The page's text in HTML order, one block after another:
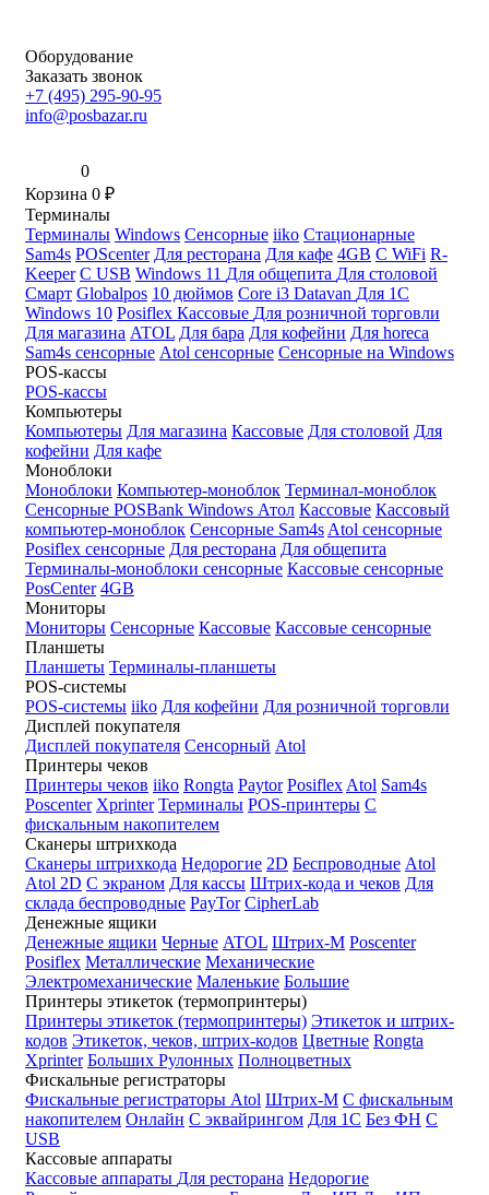
Оборудование
Заказать звонок
+7 (495) 295-90-95
info@posbazar.ru
0
Корзина 0 ₽
Терминалы
Терминалы Windows Сенсорные iiko Стационарные
Sam4s POScenter Для ресторана Для кафе 4GB С WiFi R-
Keeper С USB Windows 11 Для общепита Для столовой
Смарт Globalpos 10 дюймов Core i3 Datavan Для 1С
Windows 10 Posiflex Кассовые Для розничной торговли
Для магазина ATOL Для бара Для кофейни Для horeca
Sam4s сенсорные Atol сенсорные Сенсорные на Windows
POS-кассы
POS-кассы
Компьютеры
Компьютеры Для магазина Кассовые Для столовой Для
кофейни Для кафе
Моноблоки
Моноблоки Компьютер-моноблок Терминал-моноблок
Сенсорные POSBank Windows Атол Кассовые Кассовый
компьютер-моноблок Сенсорные Sam4s Atol сенсорные
Posiflex сенсорные Для ресторана Для общепита
Терминалы-моноблоки сенсорные Кассовые сенсорные
PosCenter 4GB
Мониторы
Мониторы Сенсорные Кассовые Кассовые сенсорные
Планшеты
Планшеты Терминалы-планшеты
POS-системы
POS-системы iiko Для кофейни Для розничной торговли
Дисплей покупателя
Дисплей покупателя Сенсорный Atol
Принтеры чеков
Принтеры чеков iiko Rongta Paytor Posiflex Atol Sam4s
Poscenter Xprinter Терминалы POS-принтеры С
фискальным накопителем
Сканеры штрихкода
Сканеры штрихкода Недорогие 2D Беспроводные Atol
Atol 2D С экраном Для кассы Штрих-кода и чеков Для
склада беспроводные PayTor CipherLab
Денежные ящики
Денежные ящики Черные ATOL Штрих-М Poscenter
Posiflex Металлические Механические
Электромеханические Маленькие Большие
Принтеры этикеток (термопринтеры)
Принтеры этикеток (термопринтеры) Этикеток и штрих-
кодов Этикеток, чеков, штрих-кодов Цветные Rongta
Xprinter Больших Рулонных Полноцветных
Фискальные регистраторы
Фискальные регистраторы Atol Штрих-М С фискальным
накопителем Онлайн С эквайрингом Для 1С Без ФН С
USB
Кассовые аппараты
Кассовые аппараты Для ресторана Недорогие